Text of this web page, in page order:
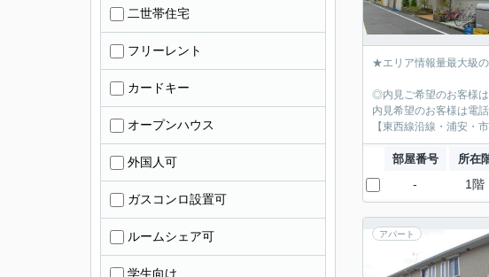
★エリア情報量最大級
◎内見ご希望のお客様
内見希望のお客様は電
【東西線沿線・浦安・
部屋番号 所在
- 1階
アパート
二世帯住宅
フリーレント
カードキー
オープンハウス
外国人可
ガスコンロ設置可
ルームシェア可
学生向け